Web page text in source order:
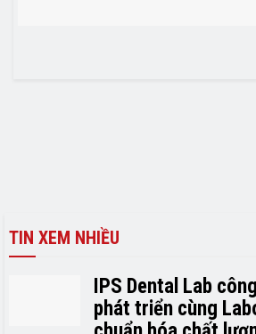
TIN XEM NHIỀU
IPS Dental Lab
phát triển cùng